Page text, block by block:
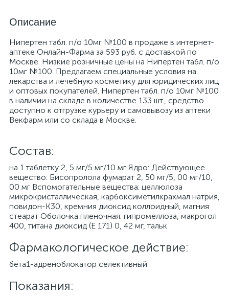
Описание
Нипертен табл. п/о 10мг №100 в продаже в интернет-
аптеке Онлайн-Фарма за 593 руб. с доставкой по
Москве. Низкие розничные цены на Нипертен табл. п/о
10мг №100. Предлагаем специальные условия на
лекарства и лечебную косметику для юридических лиц
и оптовых покупателей. Нипертен табл. п/о 10мг №100
в наличии на складе в количестве 133 шт., средство
доступно к отгрузке курьеру и самовывозу из аптеки
Векфарм или со склада в Москве.
Cостав:
на 1 таблетку 2, 5 мг/5 мг/10 мг Ядро: Действующее
вещество: Бисопролола фумарат 2, 50 мг/5, 00 мг/10,
00 мг Вспомогательные вещества: целлюлоза
микрокристаллическая, карбоксиметилкрахмал натрия,
повидон-К30, кремния диоксид коллоидный, магния
стеарат Оболочка пленочная: гипромеллоза, макрогол
400, титана диоксид (Е 171) 0, 42 мг, тальк
Фармакологическое действие:
бета1-адреноблокатор селективный
Показания: